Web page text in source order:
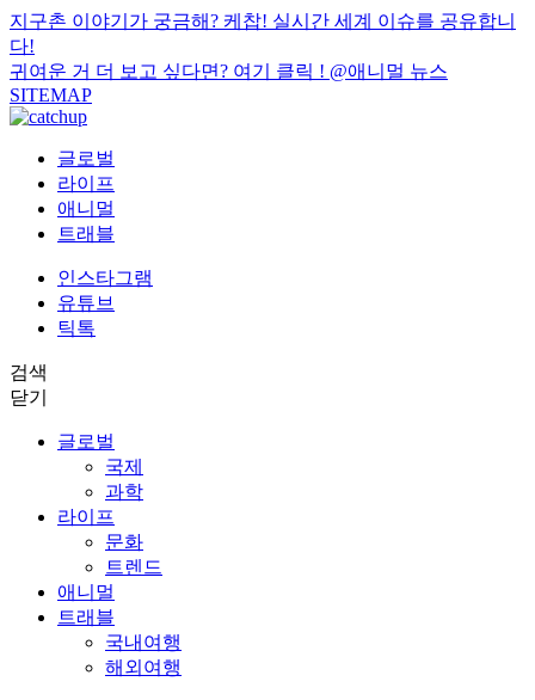
지구촌 이야기가 궁금해? 케찹! 실시간 세계 이슈를 공유합니
다!
귀여운 거 더 보고 싶다면? 여기 클릭 ! @애니멀 뉴스
SITEMAP
글로벌
라이프
애니멀
트래블
인스타그램
유튜브
틱톡
검색
닫기
글로벌
국제
과학
라이프
문화
트렌드
애니멀
트래블
국내여행
해외여행